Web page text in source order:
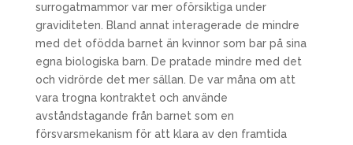
surrogatmammor var mer oförsiktiga under
graviditeten. Bland annat interagerade de mindre
med det ofödda barnet än kvinnor som bar på sina
egna biologiska barn. De pratade mindre med det
och vidrörde det mer sällan. De var måna om att
vara trogna kontraktet och använde
avståndstagande från barnet som en
försvarsmekanism för att klara av den framtida